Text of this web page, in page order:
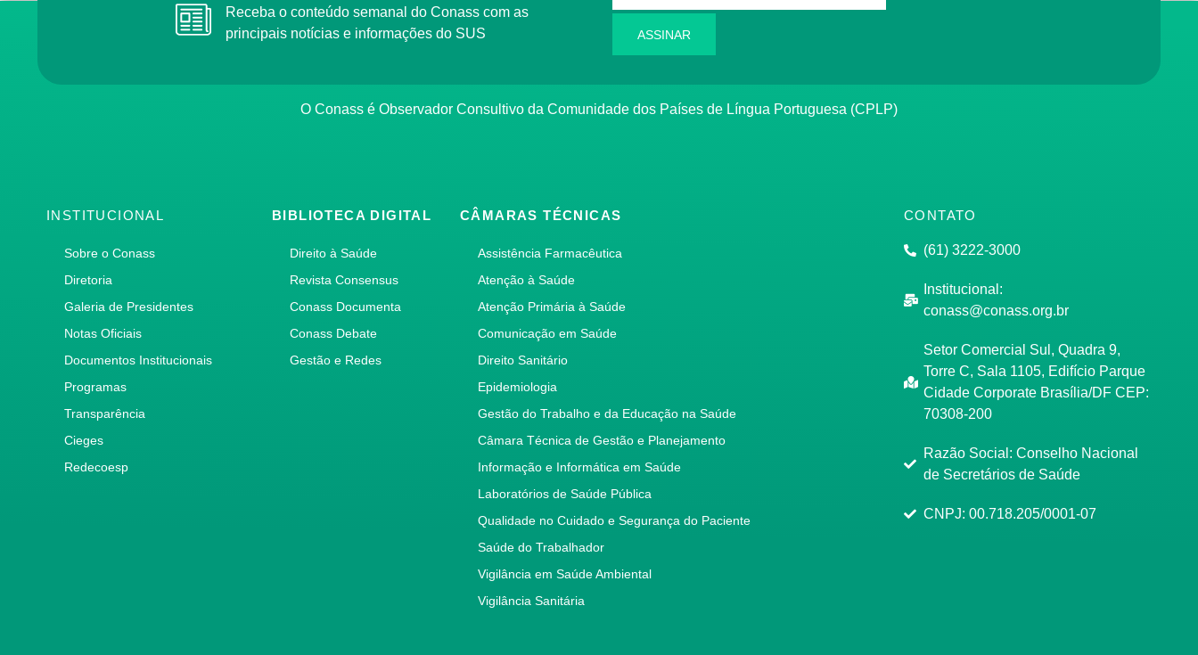
Receba o conteúdo semanal do Conass com as
principais notícias e informações do SUS
ASSINAR
O Conass é Observador Consultivo da Comunidade dos Países de Língua Portuguesa (CPLP)
INSTITUCIONAL
Sobre o Conass
Diretoria
Galeria de Presidentes
Notas Oficiais
Documentos Institucionais
Programas
Transparência
Cieges
Redecoesp
BIBLIOTECA DIGITAL
Direito à Saúde
Revista Consensus
Conass Documenta
Conass Debate
Gestão e Redes
CÂMARAS TÉCNICAS
Assistência Farmacêutica
Atenção à Saúde
Atenção Primária à Saúde
Comunicação em Saúde
Direito Sanitário
Epidemiologia
Gestão do Trabalho e da Educação na Saúde
Câmara Técnica de Gestão e Planejamento
Informação e Informática em Saúde
Laboratórios de Saúde Pública
Qualidade no Cuidado e Segurança do Paciente
Saúde do Trabalhador
Vigilância em Saúde Ambiental
Vigilância Sanitária
CONTATO
(61) 3222-3000
Institucional:
conass@conass.org.br
Setor Comercial Sul, Quadra 9,
Torre C, Sala 1105, Edifício Parque
Cidade Corporate Brasília/DF CEP:
70308-200
Razão Social: Conselho Nacional
de Secretários de Saúde
CNPJ: 00.718.205/0001-07